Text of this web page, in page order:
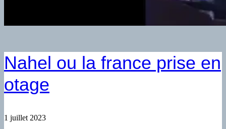
Nahel ou la france prise en
otage
1 juillet 2023